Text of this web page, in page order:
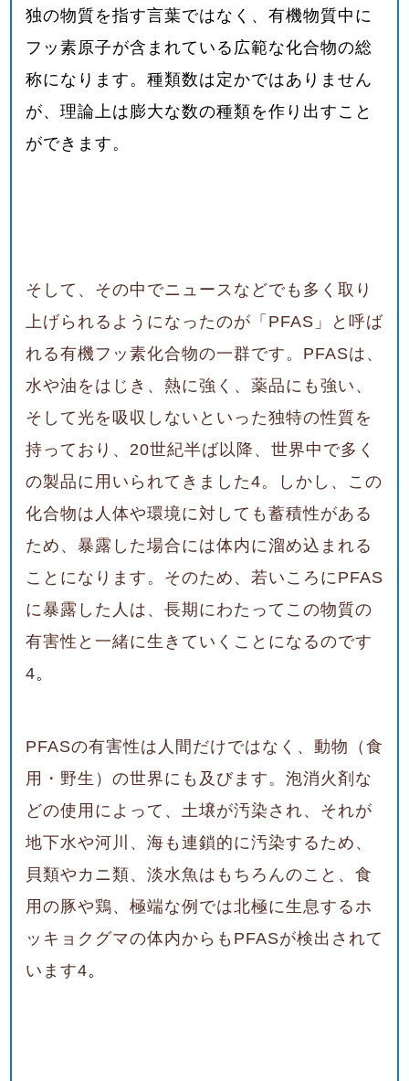
独の物質を指す言葉ではなく、有機物質中に
フッ素原子が含まれている広範な化合物の総
称になります。種類数は定かではありません
が、理論上は膨大な数の種類を作り出すこと
ができます。
そして、その中でニュースなどでも多く取り
上げられるようになったのが「PFAS 」と呼ば
れる有機フッ素化合物の一群です。PFASは、
水や油をはじき、熱に強く、薬品にも強い、
そして光を吸収しないといった独特の性質を
持っており、20世紀半ば以降、世界中で多く
の製品に用いられてきました4。しかし、この
化合物は人体や環境に対しても蓄積性がある
ため、暴露した場合には体内に溜め込まれる
ことになります。そのため、若いころにPFAS
に暴露した人は、長期にわたってこの物質の
有害性と一緒に生きていくことになるのです
4。
PFASの有害性は人間だけではなく、動物（食
用・野生）の世界にも及びます。泡消火剤な
どの使用によって、土壌が汚染され、それが
地下水や河川、海も連鎖的に汚染するため、
貝類やカニ類、淡水魚はもちろんのこと、食
用の豚や鶏、極端な例では北極に生息するホ
ッキョクグマの体内からもPFASが検出されて
います4。